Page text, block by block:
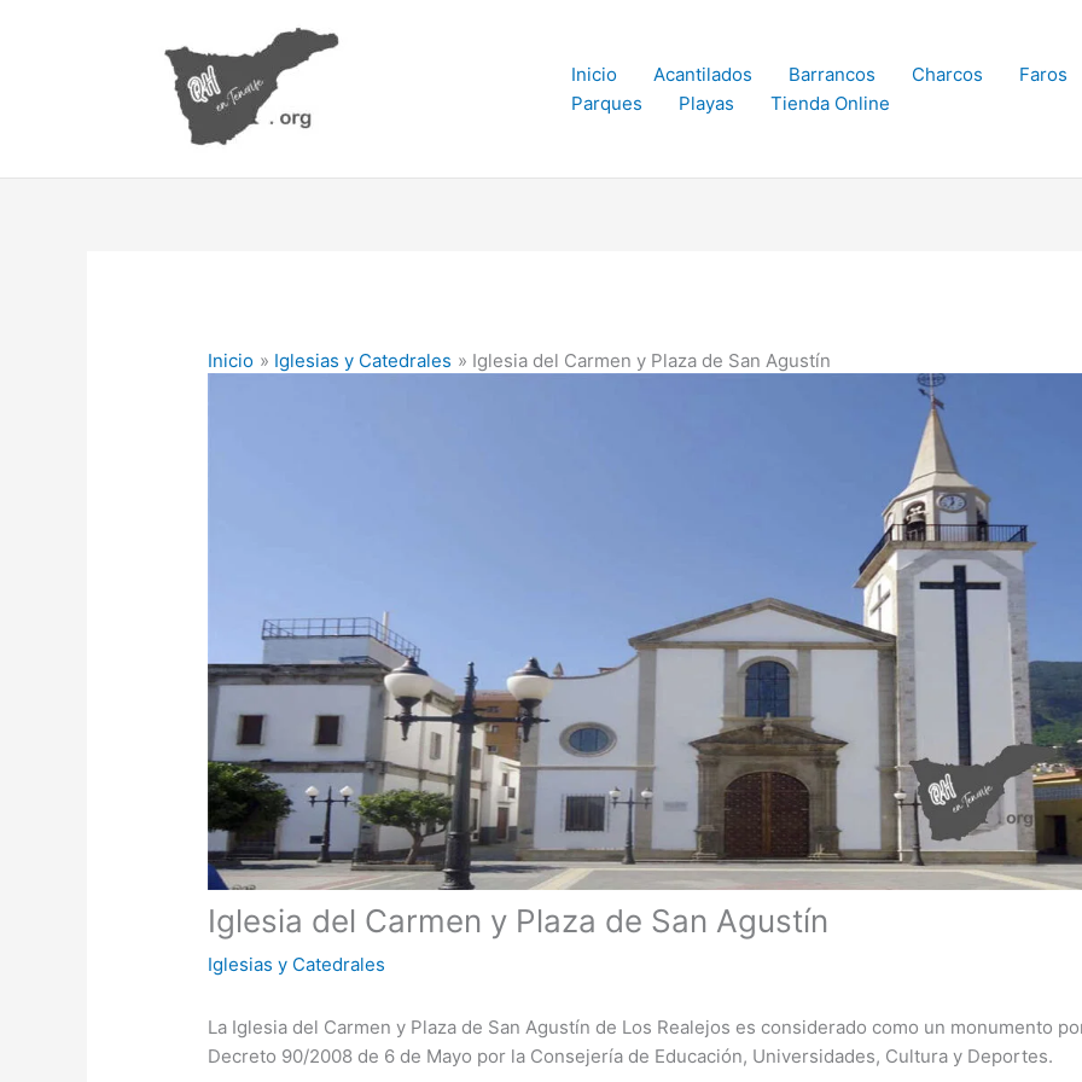
Inicio Acantilados Barrancos Charcos
Faros
Parques
Playas Tienda Online
Inicio Iglesias y Catedrales Iglesia del Carmen y Plaza de San Agustín
Iglesia del Carmen y Plaza de San Agustín
Iglesias y Catedrales
La Iglesia del Carmen y Plaza de San Agustín de Los Realejos es considerado como un monumento
Decreto 90/2008 de 6 de Mayo por la Consejería de Educación, Universidades, Cultura y Deportes.